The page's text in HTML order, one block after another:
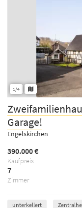
1/4
Garage!
Engelskirchen
Kaufpreis
390.000 €
Zimmer
7
unterkellert